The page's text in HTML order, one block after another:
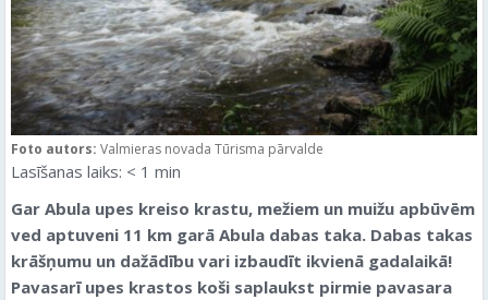
Foto autors: Valmieras novada Tūrisma pārvalde
Lasīšanas laiks: < 1 min
Gar Abula upes kreiso krastu, mežiem un muižu apbūvēm
ved aptuveni 11 km garā Abula dabas taka. Dabas takas
krāšņumu un dažādību vari izbaudīt ikvienā gadalaikā!
Pavasarī upes krastos koši saplaukst pirmie pavasara